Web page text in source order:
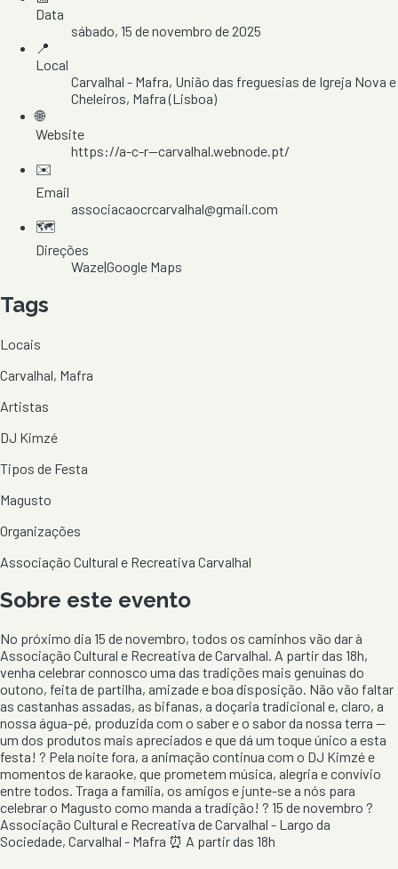
Data
sábado, 15 de novembro de 2025
📍
Local
Carvalhal - Mafra, União das freguesias de Igreja Nova e
Cheleiros, Mafra(Lisboa)
🌐
Website
https://a-c-r--carvalhal.webnode.pt/
✉️
Email
associacaocrcarvalhal@gmail.com
🗺️
Direções
Waze|Google Maps
Tags
Locais
Carvalhal, Mafra
Artistas
DJ Kimzé
Tipos de Festa
Magusto
Organizações
Associação Cultural e Recreativa Carvalhal
Sobre este evento
No próximo dia 15 de novembro, todos os caminhos vão dar à
Associação Cultural e Recreativa de Carvalhal. A partir das 18h,
venha celebrar connosco uma das tradições mais genuínas do
outono, feita de partilha, amizade e boa disposição. Não vão faltar
as castanhas assadas, as bifanas, a doçaria tradicional e, claro, a
nossa água-pé, produzida com o saber e o sabor da nossa terra —
um dos produtos mais apreciados e que dá um toque único a esta
festa! ? Pela noite fora, a animação continua com o DJ Kimzé e
momentos de karaoke, que prometem música, alegria e convívio
entre todos. Traga a família, os amigos e junte-se a nós para
celebrar o Magusto como manda a tradição! ? 15 de novembro ?
Associação Cultural e Recreativa de Carvalhal - Largo da
Sociedade, Carvalhal - Mafra ⏰ A partir das 18h